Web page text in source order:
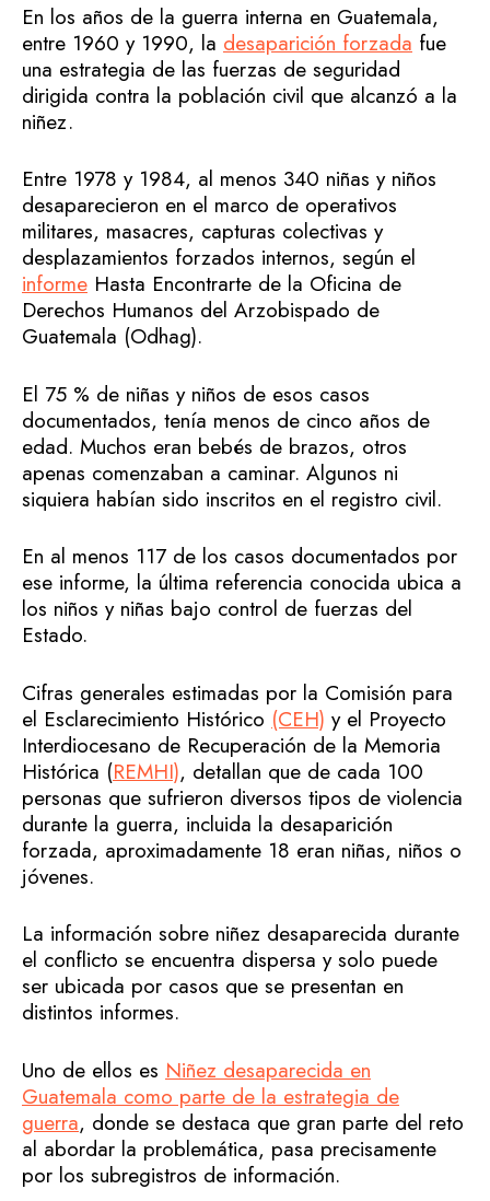
En los años de la guerra interna en Guatemala,
entre 1960 y 1990, la desaparición forzada fue
una estrategia de las fuerzas de seguridad
dirigida contra la población civil que alcanzó a la
niñez.
Entre 1978 y 1984, al menos 340 niñas y niños
desaparecieron en el marco de operativos
militares, masacres, capturas colectivas y
desplazamientos forzados internos, según el
informe Hasta Encontrarte de la Oficina de
Derechos Humanos del Arzobispado de
Guatemala (Odhag).
El 75 % de niñas y niños de esos casos
documentados, tenía menos de cinco años de
edad. Muchos eran bebés de brazos, otros
apenas comenzaban a caminar. Algunos ni
siquiera habían sido inscritos en el registro civil.
En al menos 117 de los casos documentados por
ese informe, la última referencia conocida ubica a
los niños y niñas bajo control de fuerzas del
Estado.
Cifras generales estimadas por la Comisión para
el Esclarecimiento Histórico (CEH) y el Proyecto
Interdiocesano de Recuperación de la Memoria
Histórica (REMHI), detallan que de cada 100
personas que sufrieron diversos tipos de violencia
durante la guerra, incluida la desaparición
forzada, aproximadamente 18 eran niñas, niños o
jóvenes.
La información sobre niñez desaparecida durante
el conflicto se encuentra dispersa y solo puede
ser ubicada por casos que se presentan en
distintos informes.
Uno de ellos es Niñez desaparecida en
Guatemala como parte de la estrategia de
guerra, donde se destaca que gran parte del reto
al abordar la problemática, pasa precisamente
por los subregistros de información.